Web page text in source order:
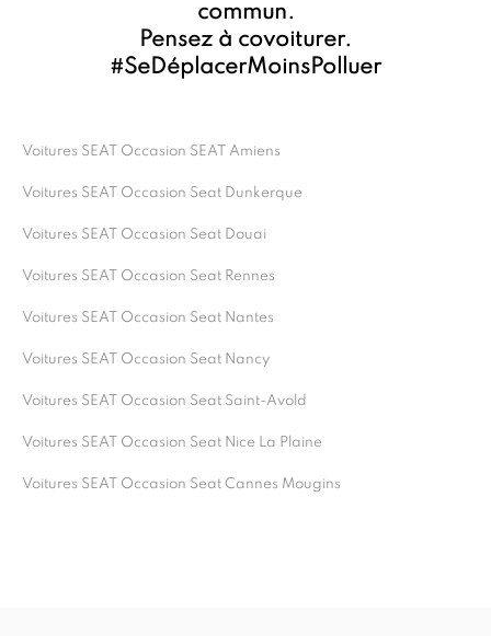
commun.
Pensez à covoiturer.
#SeDéplacerMoinsPolluer
Voitures SEAT Occasion SEAT Amiens
Voitures SEAT Occasion Seat Dunkerque
Voitures SEAT Occasion Seat Douai
Voitures SEAT Occasion Seat Rennes
Voitures SEAT Occasion Seat Nantes
Voitures SEAT Occasion Seat Nancy
Voitures SEAT Occasion Seat Saint-Avold
Voitures SEAT Occasion Seat Nice La Plaine
Voitures SEAT Occasion Seat Cannes Mougins